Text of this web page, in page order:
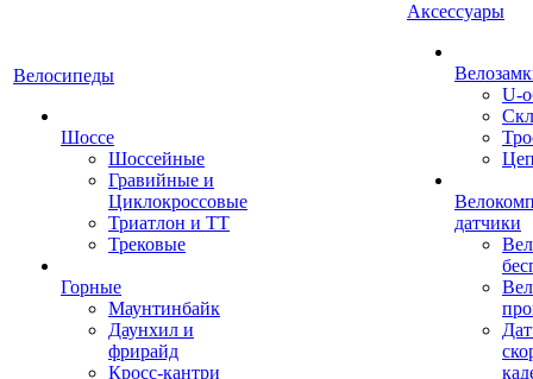
Велосипеды
Шоссе
Шоссейные
Гравийные и
Циклокроссовые
Триатлон и ТТ
Трековые
Горные
Маунтинбайк
Даунхил и
фрирайд
Кросс-кантри
Аксессуары
U-
датчики